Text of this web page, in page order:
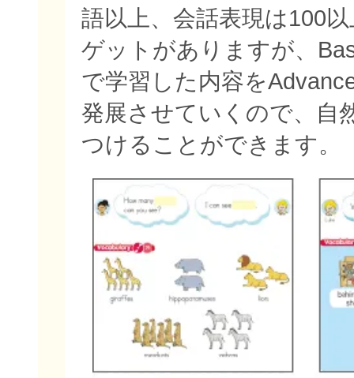
語以上、会話表現は100
ゲットがありますが、
で学習した内容を
発展させていくので、自
つけることができます。